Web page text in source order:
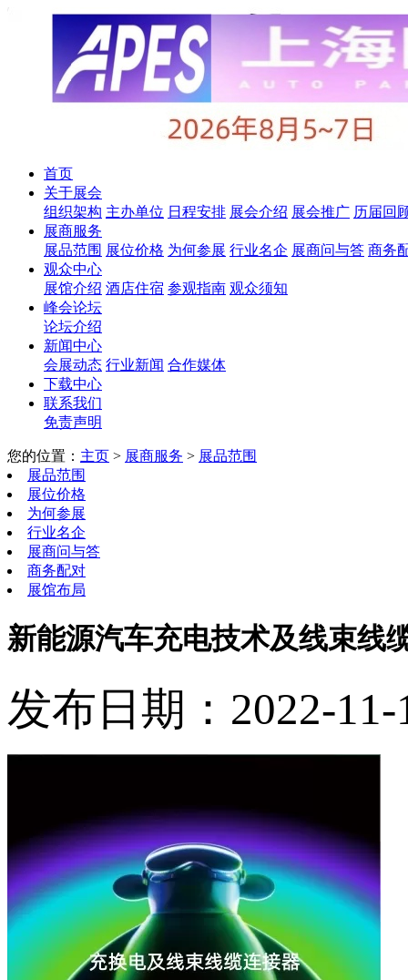
首页
关于展会
组织架构 主办单位 日程安排 展会介绍 展会推广 历届回
展商服务
展品范围 展位价格 为何参展 行业名企 展商问与答 商务
观众中心
展馆介绍 酒店住宿 参观指南 观众须知
峰会论坛
论坛介绍
新闻中心
会展动态 行业新闻 合作媒体
下载中心
联系我们
免责声明
您的位置： 主页 > 展商服务 > 展品范围
展品范围
展位价格
为何参展
行业名企
展商问与答
商务配对
展馆布局
新能源汽车充电技术及线束线
发布日期：2022-11-